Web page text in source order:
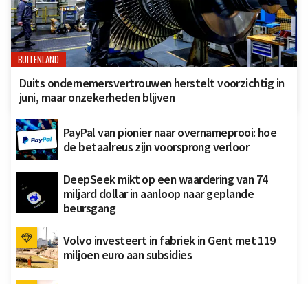
BUITENLAND
Duits ondernemersvertrouwen herstelt voorzichtig in
juni, maar onzekerheden blijven
PayPal van pionier naar overnameprooi: hoe
de betaalreus zijn voorsprong verloor
DeepSeek mikt op een waardering van 74
miljard dollar in aanloop naar geplande
beursgang
Volvo investeert in fabriek in Gent met 119
miljoen euro aan subsidies